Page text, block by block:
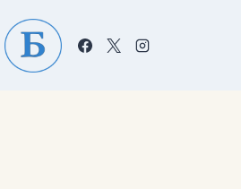
to
content